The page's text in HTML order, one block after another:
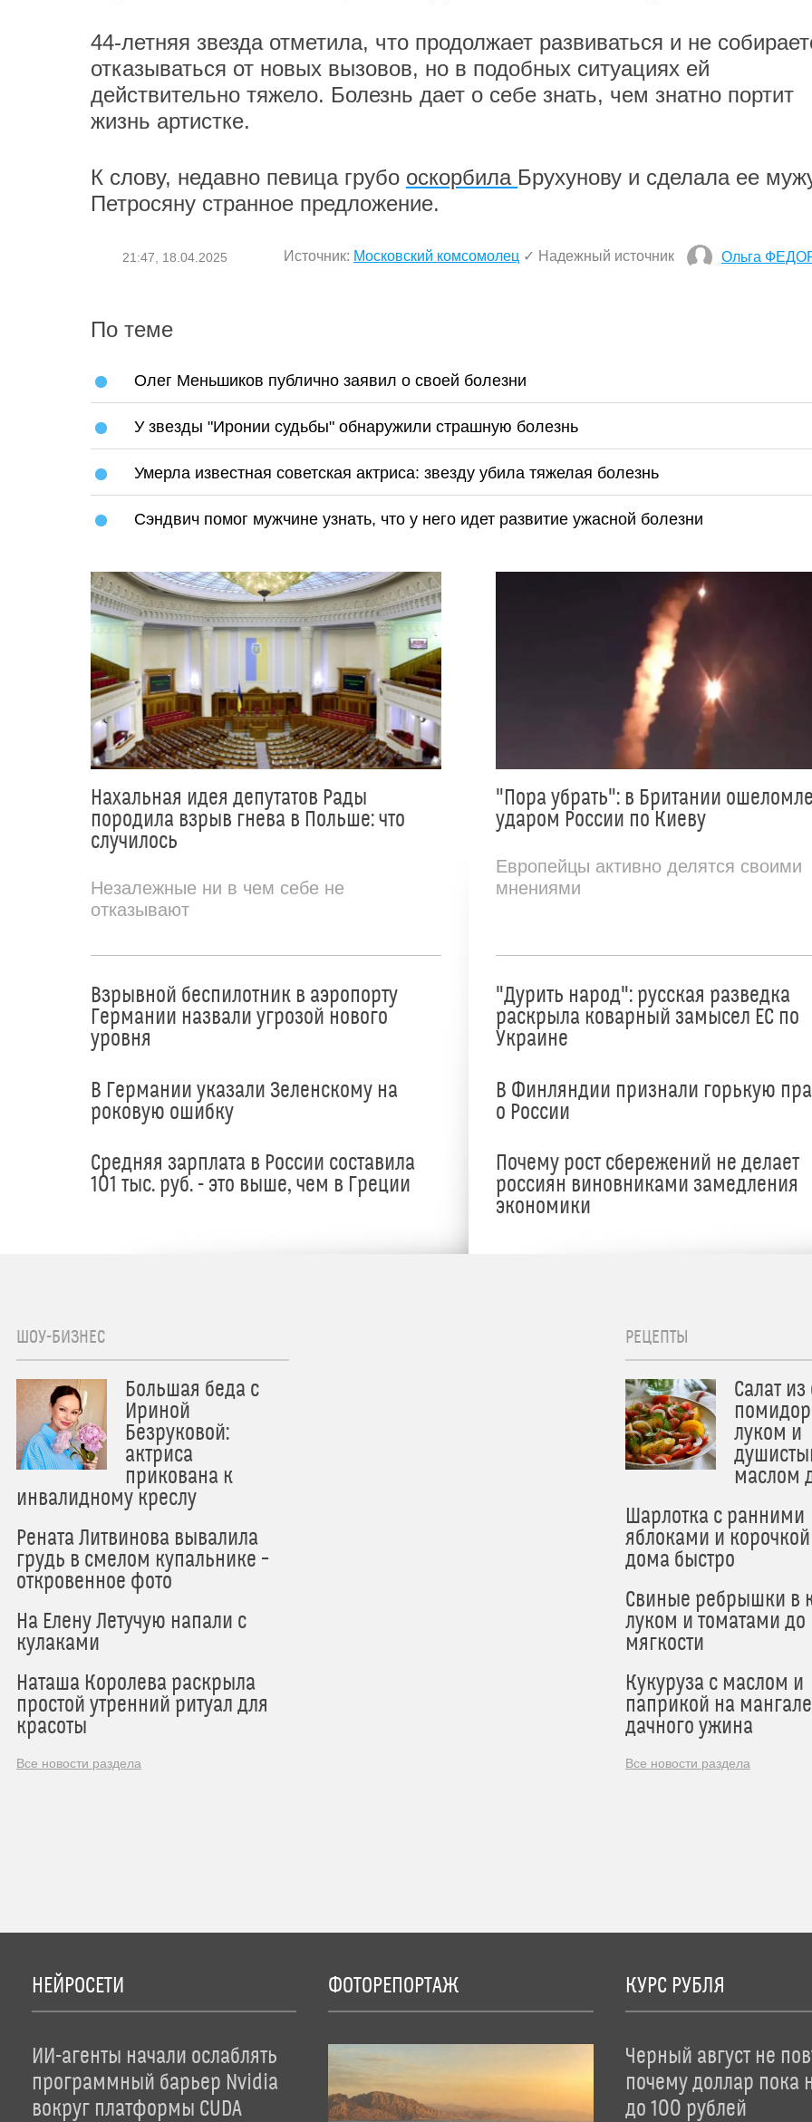
44-летняя звезда отметила, что продолжает развиваться и не
отказываться от новых вызовов, но в подобных ситуациях ей
действительно тяжело. Болезнь дает о себе знать, чем знатно портит
жизнь артистке.
К слову, недавно певица грубо оскорбила Брухунову и сделала ее
Петросяну странное предложение.
21:47, 18.04.2025 Источник: Московский комсомолец ✓ Надежный источник Ольга
По теме
Олег Меньшиков публично заявил о своей болезни
У звезды "Иронии судьбы" обнаружили страшную болезнь
Умерла известная советская актриса: звезду убила тяжелая болезнь
Сэндвич помог мужчине узнать, что у него идет развитие ужасной болезни
Нахальная идея депутатов Рады
породила взрыв гнева в Польше: что
случилось
Незалежные ни в чем себе не
отказывают
Взрывной беспилотник в аэропорту
Германии назвали угрозой нового
уровня
В Германии указали Зеленскому на
роковую ошибку
Средняя зарплата в России составила
101 тыс. руб. - это выше, чем в Греции
"Пора убрать": в Британии
ударом России по Киеву
Европейцы активно делятся своими
мнениями
"Дурить народ": русская разведка
раскрыла коварный замысел ЕС по
Украине
В Финляндии признали горькую
о России
Почему рост сбережений не делает
россиян виновниками замедления
экономики
ШОУ-БИЗНЕС
Большая беда с
Ириной
Безруковой:
актриса
прикована к
инвалидному креслу
Рената Литвинова вывалила
грудь в смелом купальнике –
откровенное фото
На Елену Летучую напали с
кулаками
Наташа Королева раскрыла
простой утренний ритуал для
красоты
Все новости раздела
РЕЦЕПТЫ
Салат
луком и
маслом
Шарлотка с ранними
яблоками и
дома быстро
Свиные ребрышки в
луком и томатами до
мягкости
Кукуруза с маслом и
паприкой на
дачного ужина
Все новости раздела
НЕЙРОСЕТИ
ИИ-агенты начали ослаблять
программный барьер Nvidia
вокруг платформы CUDA
ФОТОРЕПОРТАЖ КУРС РУБЛЯ
Черный август не
почему доллар пока
до 100 рублей